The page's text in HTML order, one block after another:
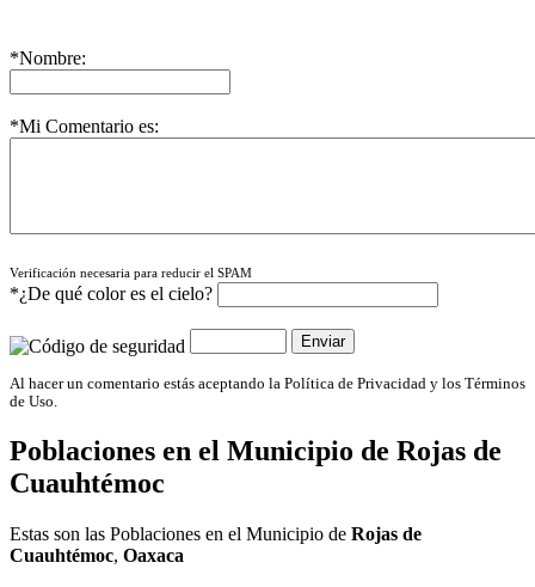
*Nombre:
*Mi Comentario es:
Verificación necesaria para reducir el SPAM
*¿De qué color es el cielo?
Al hacer un comentario estás aceptando la Política de Privacidad y los Términos
de Uso.
Poblaciones en el Municipio de Rojas de
Cuauhtémoc
Estas son las Poblaciones en el Municipio de Rojas de
Cuauhtémoc, Oaxaca